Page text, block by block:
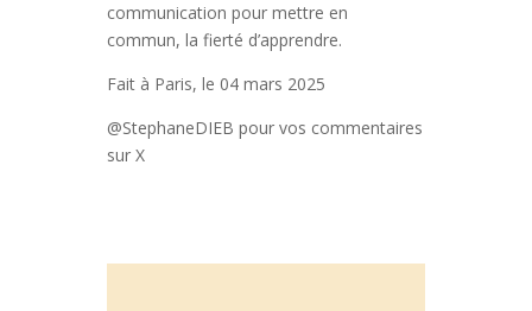
communication pour mettre en
commun, la fierté d’apprendre.
Fait à Paris, le 04 mars 2025
@StephaneDIEB pour vos commentaires
sur X